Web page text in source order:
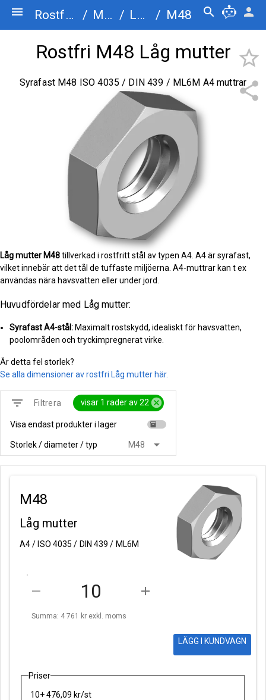
menu Rostfriskruv.se / Muttrar / Låg mutter / M48 search person
share
star_border
Rostfri M48 Låg mutter
Syrafast M48 ISO 4035 / DIN 439 / ML6M A4 muttrar
Låg mutter M48tillverkad i rostfritt stål av typen A4. A4 är syrafast,
vilket innebär att det tål de tuffaste miljöerna. A4-muttrar kan t ex
användas nära havsvatten eller under jord.
Huvudfördelar med Låg mutter:
Syrafast A4-stål: Maximalt rostskydd, idealiskt för havsvatten,
poolområden och tryckimpregnerat virke.
Är detta fel storlek?
Se alla dimensioner av rostfri Låg mutter här.
filter_list Filtrera visar 1 rader av 22 cancel
Visa endast produkter i lager inventory
Storlek / diameter / typ M48 arrow_drop_down
M48
Låg mutter
A4 / ISO 4035 / DIN 439 / ML6M
remove add
Summa: 4 761 kr exkl. moms
LÄGG I KUNDVAGN
Priser
10+ 476,09 kr/st